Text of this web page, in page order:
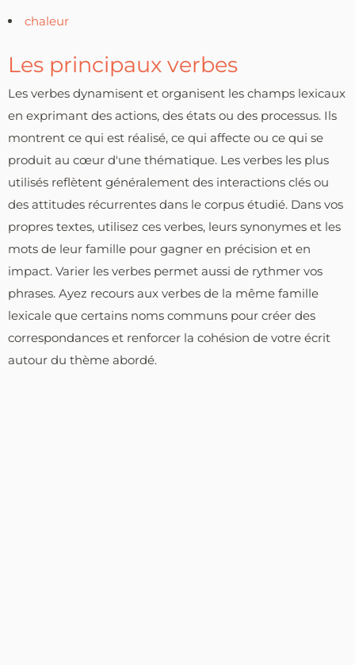
chaleur
Les principaux verbes
Les verbes dynamisent et organisent les champs lexicaux
en exprimant des actions, des états ou des processus. Ils
montrent ce qui est réalisé, ce qui affecte ou ce qui se
produit au cœur d'une thématique. Les verbes les plus
utilisés reflètent généralement des interactions clés ou
des attitudes récurrentes dans le corpus étudié. Dans vos
propres textes, utilisez ces verbes, leurs synonymes et les
mots de leur famille pour gagner en précision et en
impact. Varier les verbes permet aussi de rythmer vos
phrases. Ayez recours aux verbes de la même famille
lexicale que certains noms communs pour créer des
correspondances et renforcer la cohésion de votre écrit
autour du thème abordé.